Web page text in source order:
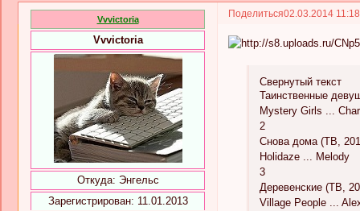
Поделиться02.03.2014
Vvvictoria
Vvvictoria
Откуда: Энгельс
Зарегистрирован: 11.01.2013
Свернутый текст
Таинственные
Mystery Girls ...
2
Снова дома (ТВ,
Holidaze ... Melody
3
Деревенские (ТВ,
Village People ...